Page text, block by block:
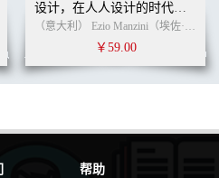
设计，在人人设计的时代：社会创新设计导论
（意大利） Ezio Manzini（埃佐·曼奇尼） (作者)
￥59.00
帮助